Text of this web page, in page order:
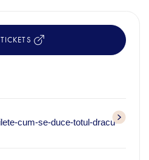
cum-se-duce-totul-dracu-